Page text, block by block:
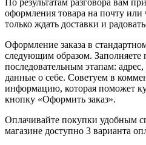
оформления товара на почту
только ждать доставки и
Оформление заказа в
следующим образом.
последовательным этапам:
данные о себе. Советуем в
информацию, которая поможет
кнопку «Оформить заказ».
Оплачивайте покупки удобным
магазине доступно 3 варианта